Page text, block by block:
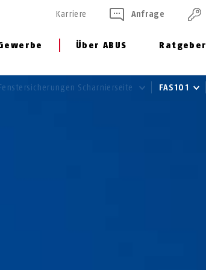
Über ABUS Ratgeber
Karriere Anfrage
Scharnierseite FAS101